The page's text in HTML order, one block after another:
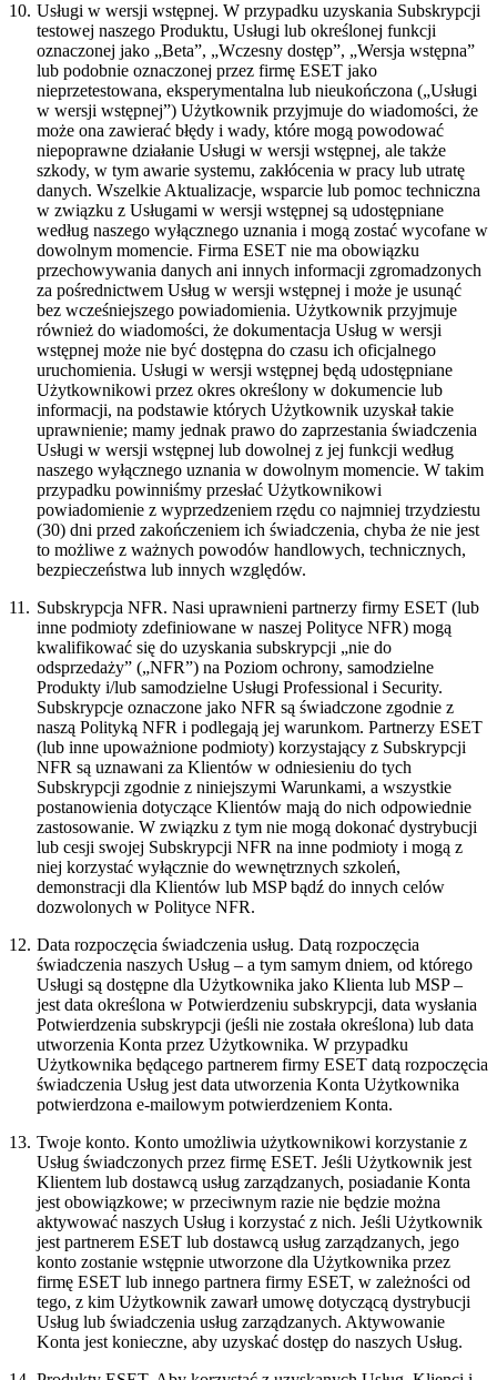
10. Usługi w wersji wstępnej. W przypadku uzyskania Subskrypcji
testowej naszego Produktu, Usługi lub określonej funkcji
oznaczonej jako „Beta”, „Wczesny dostęp”, „Wersja wstępna”
lub podobnie oznaczonej przez firmę ESET jako
nieprzetestowana, eksperymentalna lub nieukończona („Usługi
w wersji wstępnej”) Użytkownik przyjmuje do wiadomości, że
może ona zawierać błędy i wady, które mogą powodować
niepoprawne działanie Usługi w wersji wstępnej, ale także
szkody, w tym awarie systemu, zakłócenia w pracy lub utratę
danych. Wszelkie Aktualizacje, wsparcie lub pomoc techniczna
w związku z Usługami w wersji wstępnej są udostępniane
według naszego wyłącznego uznania i mogą zostać wycofane w
dowolnym momencie. Firma ESET nie ma obowiązku
przechowywania danych ani innych informacji zgromadzonych
za pośrednictwem Usług w wersji wstępnej i może je usunąć
bez wcześniejszego powiadomienia. Użytkownik przyjmuje
również do wiadomości, że dokumentacja Usług w wersji
wstępnej może nie być dostępna do czasu ich oficjalnego
uruchomienia. Usługi w wersji wstępnej będą udostępniane
Użytkownikowi przez okres określony w dokumencie lub
informacji, na podstawie których Użytkownik uzyskał takie
uprawnienie; mamy jednak prawo do zaprzestania świadczenia
Usługi w wersji wstępnej lub dowolnej z jej funkcji według
naszego wyłącznego uznania w dowolnym momencie. W takim
przypadku powinniśmy przesłać Użytkownikowi
powiadomienie z wyprzedzeniem rzędu co najmniej trzydziestu
(30) dni przed zakończeniem ich świadczenia, chyba że nie jest
to możliwe z ważnych powodów handlowych, technicznych,
bezpieczeństwa lub innych względów.
11. Subskrypcja NFR. Nasi uprawnieni partnerzy firmy ESET (lub
inne podmioty zdefiniowane w naszej Polityce NFR) mogą
kwalifikować się do uzyskania subskrypcji „nie do
odsprzedaży” („NFR”) na Poziom ochrony, samodzielne
Produkty i/lub samodzielne Usługi Professional i Security.
Subskrypcje oznaczone jako NFR są świadczone zgodnie z
naszą Polityką NFR i podlegają jej warunkom. Partnerzy ESET
(lub inne upoważnione podmioty) korzystający z Subskrypcji
NFR są uznawani za Klientów w odniesieniu do tych
Subskrypcji zgodnie z niniejszymi Warunkami, a wszystkie
postanowienia dotyczące Klientów mają do nich odpowiednie
zastosowanie. W związku z tym nie mogą dokonać dystrybucji
lub cesji swojej Subskrypcji NFR na inne podmioty i mogą z
niej korzystać wyłącznie do wewnętrznych szkoleń,
demonstracji dla Klientów lub MSP bądź do innych celów
dozwolonych w Polityce NFR.
12. Data rozpoczęcia świadczenia usług. Datą rozpoczęcia
świadczenia naszych Usług – a tym samym dniem, od którego
Usługi są dostępne dla Użytkownika jako Klienta lub MSP –
jest data określona w Potwierdzeniu subskrypcji, data wysłania
Potwierdzenia subskrypcji (jeśli nie została określona) lub data
utworzenia Konta przez Użytkownika. W przypadku
Użytkownika będącego partnerem firmy ESET datą rozpoczęcia
świadczenia Usług jest data utworzenia Konta Użytkownika
potwierdzona e-mailowym potwierdzeniem Konta.
13. Twoje konto. Konto umożliwia użytkownikowi korzystanie z
Usług świadczonych przez firmę ESET. Jeśli Użytkownik jest
Klientem lub dostawcą usług zarządzanych, posiadanie Konta
jest obowiązkowe; w przeciwnym razie nie będzie można
aktywować naszych Usług i korzystać z nich. Jeśli Użytkownik
jest partnerem ESET lub dostawcą usług zarządzanych, jego
konto zostanie wstępnie utworzone dla Użytkownika przez
firmę ESET lub innego partnera firmy ESET, w zależności od
tego, z kim Użytkownik zawarł umowę dotyczącą dystrybucji
Usług lub świadczenia usług zarządzanych. Aktywowanie
Konta jest konieczne, aby uzyskać dostęp do naszych Usług.